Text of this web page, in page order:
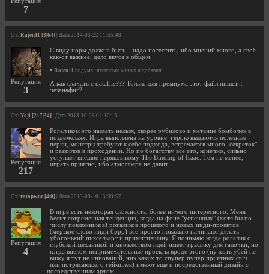
7
От: Rajen11 [3|64] | Дата 2014-03-22 11:55:48
Репутация
3
С виду норм должна быть... надо потестить, ибо мнений много, а своё
как-от важнее, дело вкуса в общем.
• Rajen11 подумал несколько минут и добавил:
А как скачать с datafile??? Только для премиума этот файл пишет...
чезанафиг?
От: Yoji [217|34] | Дата 2013-10-06 04:10:15
Репутация
217
Рогаликом это назвать нельзя, скорее рубилово и метание бомбочек в
поздемельях. Игра выполнена на уровне: герою выдаются полезные
перки, монстры требуют к себе подхода, встречается много "секреток"
и развилок в проходении. Но по богатству все это, конечно, сильно
уступает внешне неряшливому The Binding of Isaac. Тем не менее,
играть приятно, ибо атмосфера не давит.
От: ratapwnz [4|0] | Дата 2013-09-10 15:39:57
Репутация
4
В игре есть некоторая сложность, более ничего интересного. Меня
бесит современная тенденция, когда на фоне "успешных" (хотя бы по
числу поклонников) рогаликов прошлого и новых инди-проектов
(мерзкое слово инди бррр) все просто повально начинают делать
убогонький пиксельарт и примитившину. Я понимаю когда рогалик с
глубокой механикой и множеством идей имеет графику для галочки, но
когда вцелом непримечательные проекты вроде этого (ну хоть убей не
вижу я тут не инноваций, ник каких то спупер пупер приятных фич
или потрясающего геймплея) имеют еще и посредственный дизайн с
посредственным артом.